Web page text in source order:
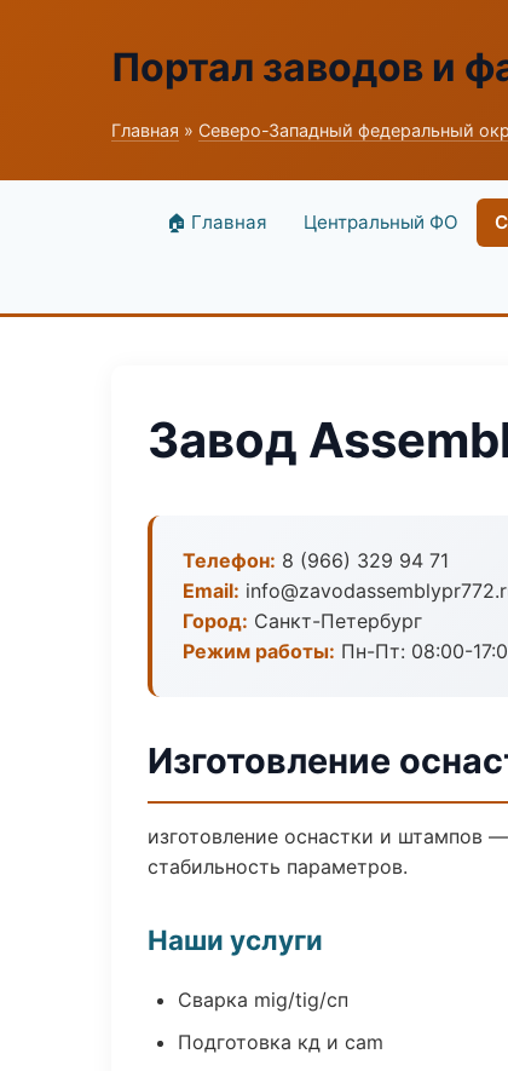
Портал заводов и
Главная » Северо-Западный федеральный
🏠 Главная Центральный ФО
Завод
Телефон: 8 (966) 329 94 71
Email:
Город: Санкт-Петербург
Режим работы: Пн-Пт: 08:00-
Изготовление
изготовление оснастки и штампов
стабильность параметров.
Наши услуги
Сварка mig/tig/сп
Подготовка кд и cam